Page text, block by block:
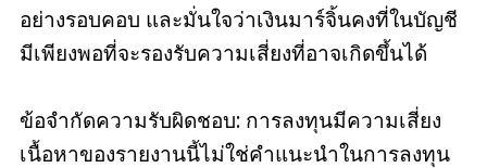
อย่างรอบคอบ และมั่นใจว่าเงินมาร์จิ้นคงที่ในบัญชี
มีเพียงพอที่จะรองรับความเสี่ยงที่อาจเกิดขึ้นได้
ข้อจำกัดความรับผิดชอบ: การลงทุนมีความเสี่ยง
เนื้อหาของรายงานนี้ไม่ใช่คำแนะนำในการลงทุน